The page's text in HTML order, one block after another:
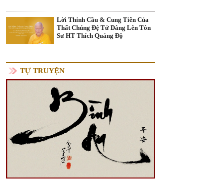
Lời Thỉnh Cầu & Cung Tiễn Của
Thất Chúng Đệ Tử Dâng Lên Tôn
Sư HT Thích Quảng Độ
TỰ TRUYỆN